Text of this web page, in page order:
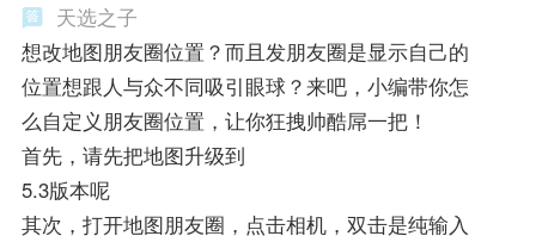
天选之子
想改地图朋友圈位置？而且发朋友圈是显示自己的
位置想跟人与众不同吸引眼球？来吧，小编带你怎
么自定义朋友圈位置，让你狂拽帅酷屌一把！
首先，请先把地图升级到
5.3版本呢
其次，打开地图朋友圈，点击相机，双击是纯输入